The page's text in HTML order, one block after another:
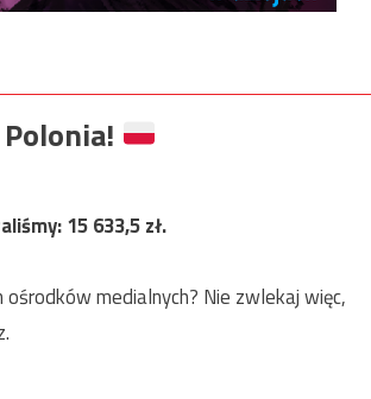
15 633,5zł.
medialnych? Nie zwlekaj więc,